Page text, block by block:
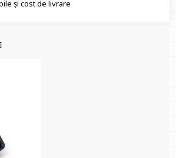
și cost de livrare